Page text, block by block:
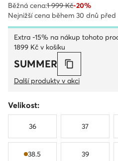
Běžná cena:1 999 Kč-20%
Nejnižší cena během 30 dnů před
Extra -15% na nákup tohoto
1899 Kč v košíku
SUMMER
Další produkty v akci
Velikost:
36 37
38.5 39